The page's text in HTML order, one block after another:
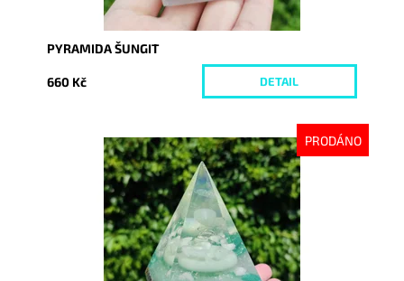
PYRAMIDA ŠUNGIT
660 Kč DETAIL
PRODÁNO
Dostupnost:
Vyprodáno
8740